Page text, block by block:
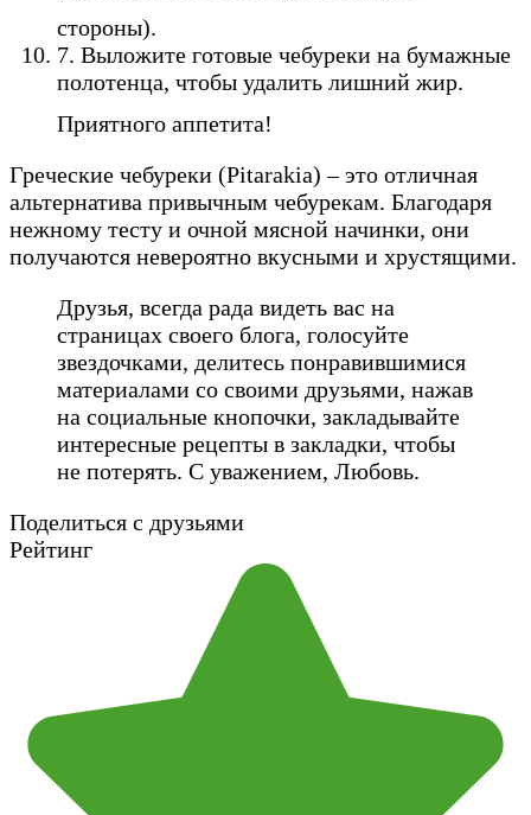
стороны).
7. Выложите готовые чебуреки на бумажные
полотенца, чтобы удалить лишний жир.
Приятного аппетита!
Греческие чебуреки (Pitarakia) – это отличная
альтернатива привычным чебурекам. Благодаря
нежному тесту и очной мясной начинки, они
получаются невероятно вкусными и хрустящими.
Друзья, всегда рада видеть вас на
страницах своего блога, голосуйте
звездочками, делитесь понравившимися
материалами со своими друзьями, нажав
на социальные кнопочки, закладывайте
интересные рецепты в закладки, чтобы
не потерять. С уважением, Любовь.
Поделиться с друзьями
Рейтинг